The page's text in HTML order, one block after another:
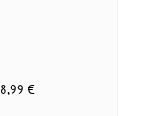
8,99 €